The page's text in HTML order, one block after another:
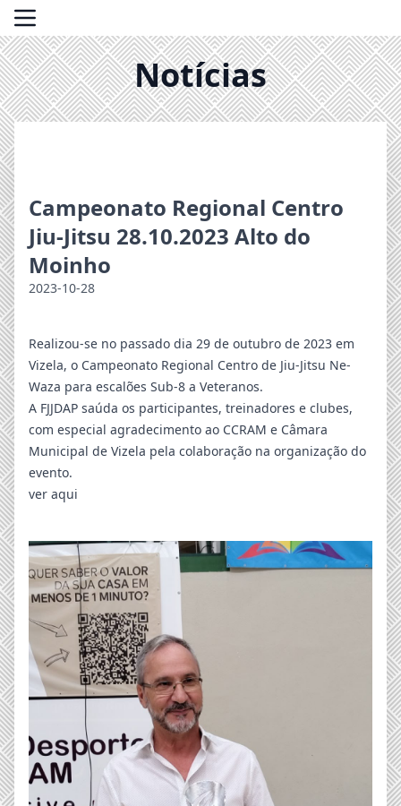
Notícias
Campeonato Regional Centro
Jiu-Jitsu 28.10.2023 Alto do
Moinho
2023-10-28
Realizou-se no passado dia 29 de outubro de 2023 em
Vizela, o Campeonato Regional Centro de Jiu-Jitsu Ne-
Waza para escalões Sub-8 a Veteranos.
A FJJDAP saúda os participantes, treinadores e clubes,
com especial agradecimento ao CCRAM e Câmara
Municipal de Vizela pela colaboração na organização do
evento.
ver aqui